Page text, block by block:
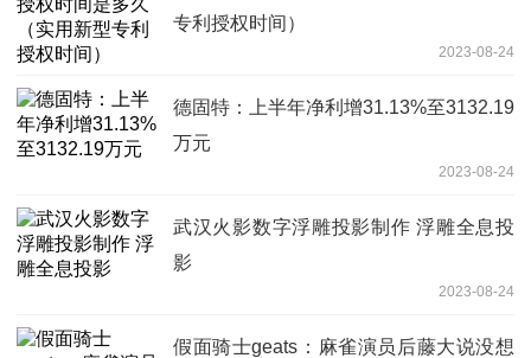
专利授权时间）
2023-08-24
德固特：上半年净利增31.13%至3132.19
万元
2023-08-24
武汉火影数字浮雕投影制作 浮雕全息投
影
2023-08-24
假面骑士geats：麻雀演员后藤大说没想